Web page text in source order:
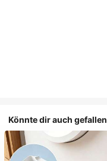
Könnte dir auch gefallen